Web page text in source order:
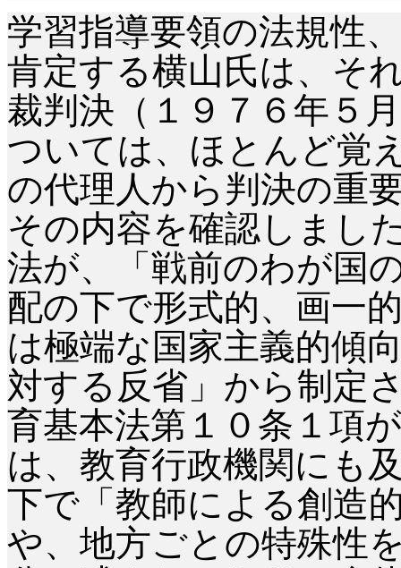
学習指導要領の法規性
肯定する横山氏は、そ
裁判決（１９７６年５
ついては、ほとんど覚
の代理人から判決の重
その内容を確認しまし
法が、「戦前のわが国
配の下で形式的、画一
は極端な国家主義的傾
対する反省」から制定
育基本法第１０条１項
は、教育行政機関にも
下で「教師による創造
や、地方ごとの特殊性